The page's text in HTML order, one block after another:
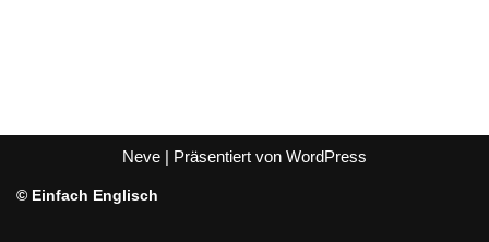
Neve | Präsentiert von WordPress
© Einfach Englisch